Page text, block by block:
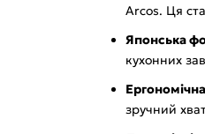
Arcos. Ця
Японська
кухонних
зручний